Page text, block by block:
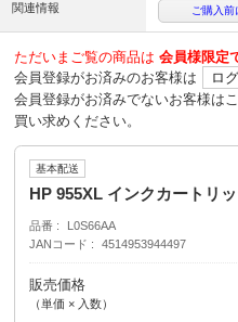
関連情報 ご購入
ただいまご覧の商品は 会員様限定
会員登録がお済みのお客様は
ロ
会員登録がお済みでないお客様は
買い求めください。
基本配送
HP 955XL インクカートリ
品番
L0S66AA
JANコード
4514953944497
販売価格
（単価 × 入数）